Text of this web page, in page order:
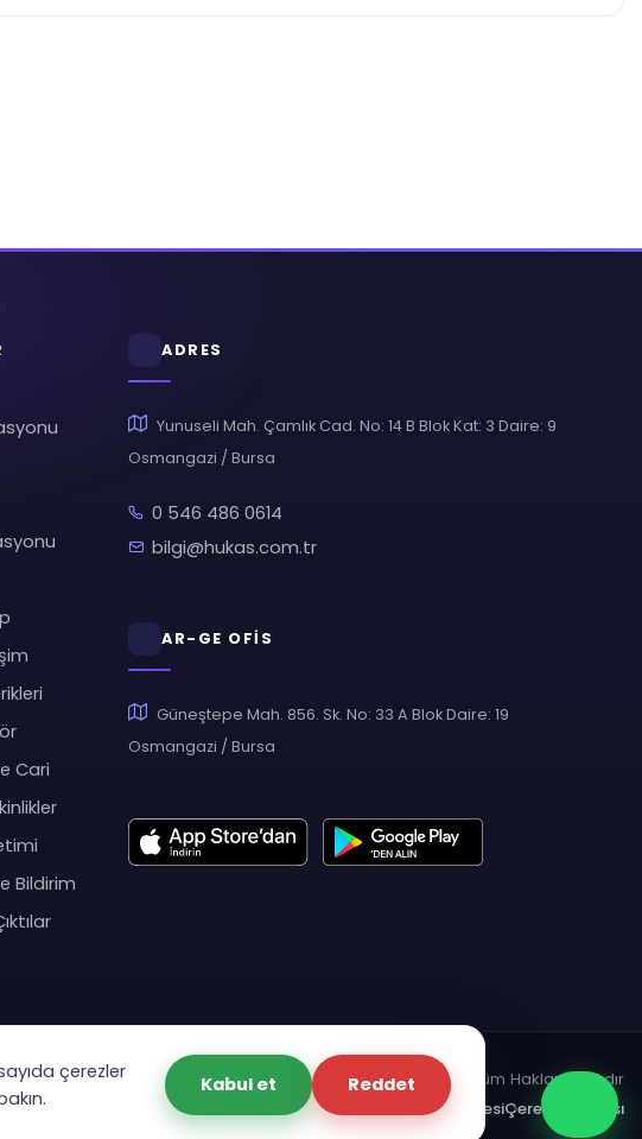
Cari
Bildirim
ADRES
Yunuseli Mah. Çamlık Cad. No: 14 B Blok Kat: 3 Daire: 9
Osmangazi / Bursa
0 546 486 0614
bilgi@hukas.com.tr
AR-GE OFİS
Güneştepe Mah. 856. Sk. No: 33 A Blok Daire: 19
Osmangazi / Bursa
Copyright © 2007 - 2026 Hukas | Hukuk Asistan • Tüm Hakları Saklıdır
KVK Aydınlatma Metni
Gizlilik Politikası Güvenlik SözleşmesiÇerez Politikası
çerezler
Kabul et Reddet